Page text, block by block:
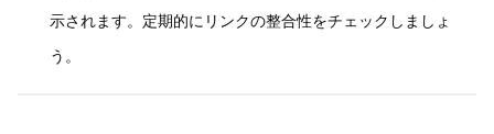
示されます。定期的にリンクの整合性をチェックしましょ
う。